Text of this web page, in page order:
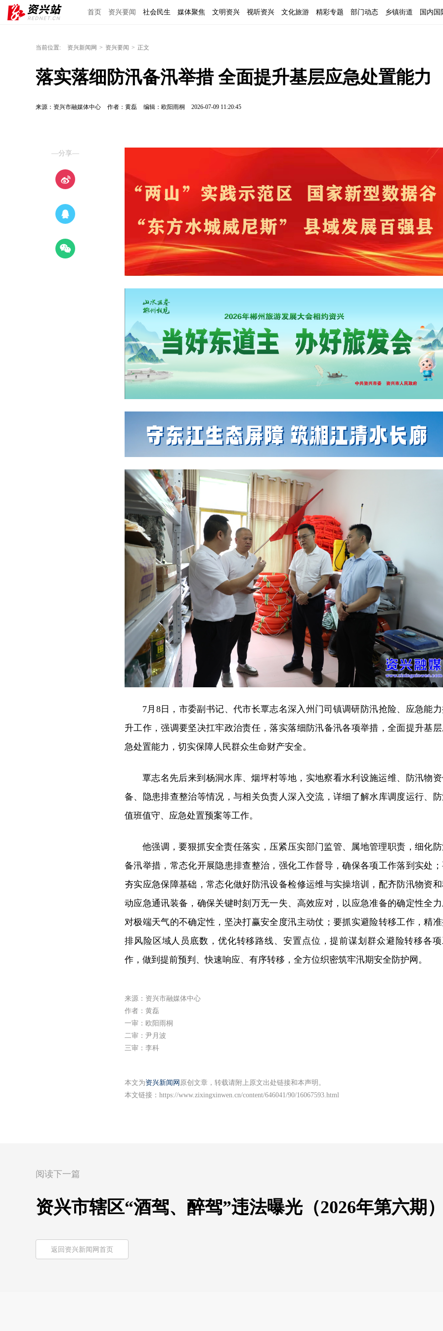
首页 资兴要闻 社会民生 媒体聚焦 文明资兴 视听资兴 文化旅游 精彩专题 部门动态 乡镇街道 国内国
当前位置: 资兴新闻网 > 资兴要闻 > 正文
落实落细防汛备汛举措 全面提升基层应急处置能力
来源：资兴市融媒体中心 作者：黄磊 编辑：欧阳雨桐 2026-07-09 11:20:45
—分享—
7月8日，市委副书记、代市长覃志名深入州门司镇调研防汛抢险、应急能
升工作，强调要坚决扛牢政治责任，落实落细防汛备汛各项举措，全面提升基
急处置能力，切实保障人民群众生命财产安全。
覃志名先后来到杨洞水库、烟坪村等地，实地察看水利设施运维、防汛物
备、隐患排查整治等情况，与相关负责人深入交流，详细了解水库调度运行、
值班值守、应急处置预案等工作。
他强调，要狠抓安全责任落实，压紧压实部门监管、属地管理职责，细化
备汛举措，常态化开展隐患排查整治，强化工作督导，确保各项工作落到实处
夯实应急保障基础，常态化做好防汛设备检修运维与实操培训，配齐防汛物资
动应急通讯装备，确保关键时刻万无一失、高效应对，以应急准备的确定性全
对极端天气的不确定性，坚决打赢安全度汛主动仗；要抓实避险转移工作，精
排风险区域人员底数，优化转移路线、安置点位，提前谋划群众避险转移各
作，做到提前预判、快速响应、有序转移，全方位织密筑牢汛期安全防护网。
来源：资兴市融媒体中心
作者：黄磊
一审：欧阳雨桐
二审：尹月波
三审：李科
本文为资兴新闻网 原创文章，转载请附上原文出处链接和本声明。
本文链接： https://www.zixingxinwen.cn/content/646041/90/16067593.html
阅读下一篇
资兴市辖区“酒驾、醉驾”违法曝光（2026年第六期
返回资兴新闻网首页